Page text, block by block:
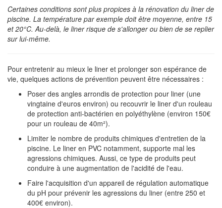
Certaines conditions sont plus propices à la rénovation du liner de
piscine. La température par exemple doit être moyenne, entre 15
et 20°C. Au-delà, le liner risque de s'allonger ou bien de se replier
sur lui-même.
Pour entretenir au mieux le liner et prolonger son espérance de
vie, quelques actions de prévention peuvent être nécessaires :
Poser des angles arrondis de protection pour liner (une
vingtaine d'euros environ) ou recouvrir le liner d'un rouleau
de protection anti-bactérien en polyéthylène (environ 150€
pour un rouleau de 40m²).
Limiter le nombre de produits chimiques d'entretien de la
piscine. Le liner en PVC notamment, supporte mal les
agressions chimiques. Aussi, ce type de produits peut
conduire à une augmentation de l'acidité de l'eau.
Faire l'acquisition d'un appareil de régulation automatique
du pH pour prévenir les agressions du liner (entre 250 et
400€ environ).